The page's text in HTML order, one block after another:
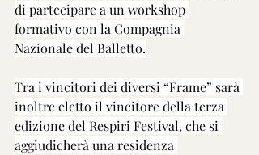
di partecipare a un workshop
formativo con la Compagnia
Nazionale del Balletto.
Tra i vincitori dei diversi “Frame” sarà
inoltre eletto il vincitore della terza
edizione del Respiri Festival, che si
aggiudicherà una residenza